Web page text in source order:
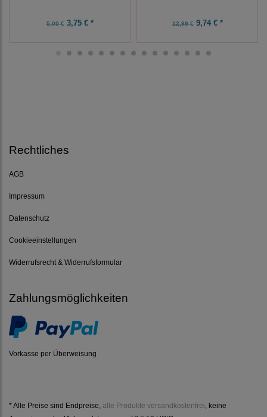
5,00 €3,75 € * 12,99 €9,74 € *
Rechtliches
AGB
Impressum
Datenschutz
Cookieeinstellungen
Widerrufsrecht & Widerrufsformular
Zahlungsmöglichkeiten
Vorkasse per Überweisung
* Alle Preise sind Endpreise, alle Produkte versandkostenfrei , keine